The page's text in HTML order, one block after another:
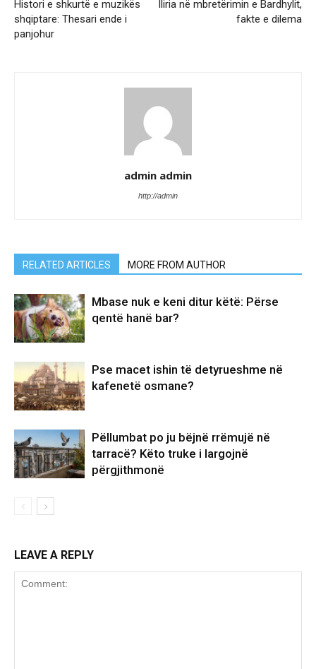
Histori e shkurtë e muzikës
shqiptare: Thesari ende i
panjohur
Iliria në mbretërimin e Bardhylit,
fakte e dilema
admin admin
http://admin
RELATED ARTICLES MORE FROM AUTHOR
Mbase nuk e keni ditur këtë: Përse
qentë hanë bar?
Pse macet ishin të detyrueshme në
kafenetë osmane?
Pëllumbat po ju bëjnë rrëmujë në
tarracë? Këto truke i largojnë
përgjithmonë
LEAVE A REPLY